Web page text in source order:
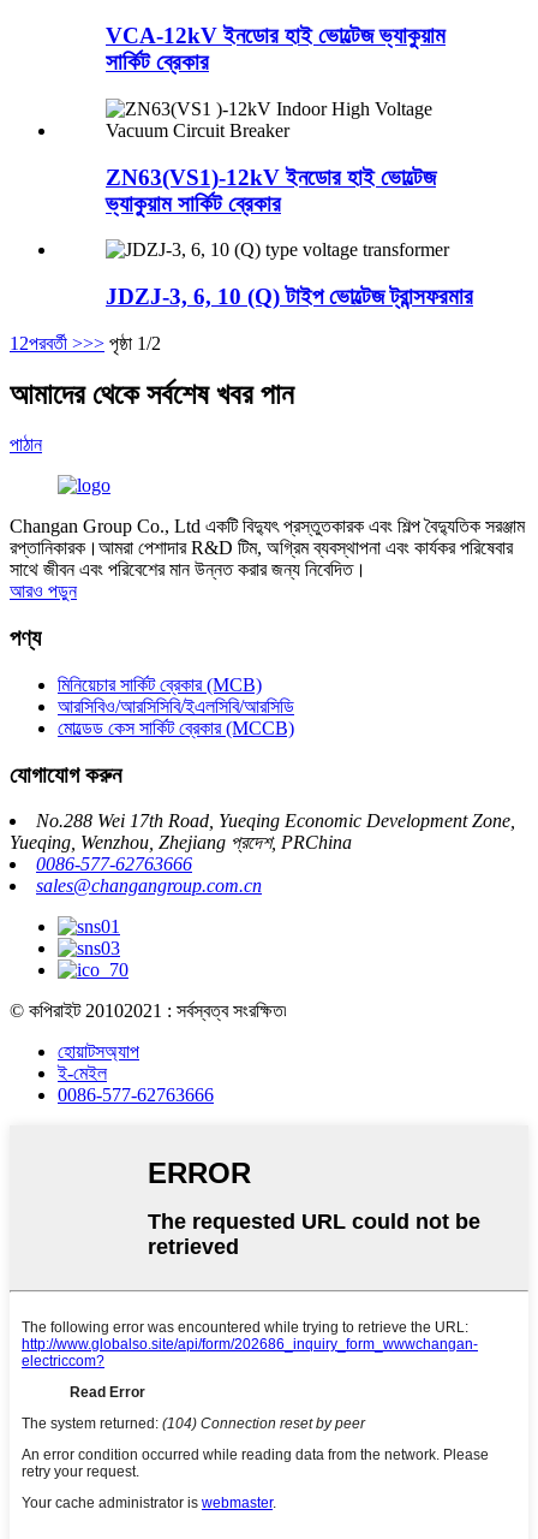
VCA-12kV ইনডোর হাই ভোল্টেজ ভ্যাকুয়াম
সার্কিট ব্রেকার
ZN63(VS1)-12kV ইনডোর হাই ভোল্টেজ
ভ্যাকুয়াম সার্কিট ব্রেকার
JDZJ-3, 6, 10 (Q) টাইপ ভোল্টেজ ট্রান্সফরমার
1 2পরবর্তী >>> পৃষ্ঠা 1/2
আমাদের থেকে সর্বশেষ খবর পান
পাঠান
Changan Group Co., Ltd একটি বিদ্যুৎ প্রস্তুতকারক এবং শিল্প বৈদ্যুতিক সরঞ্জাম
রপ্তানিকারক।আমরা পেশাদার R&D টিম, অগ্রিম ব্যবস্থাপনা এবং কার্যকর পরিষেবার
সাথে জীবন এবং পরিবেশের মান উন্নত করার জন্য নিবেদিত।
আরও পড়ুন
পণ্য
মিনিয়েচার সার্কিট ব্রেকার (MCB)
আরসিবিও/আরসিসিবি/ইএলসিবি/আরসিডি
মোল্ডেড কেস সার্কিট ব্রেকার (MCCB)
যোগাযোগ করুন
No.288 Wei 17th Road, Yueqing Economic Development Zone,
Yueqing, Wenzhou, Zhejiang প্রদেশ, PRChina
0086-577-62763666
sales@changangroup.com.cn
© কপিরাইট 20102021 : সর্বস্বত্ব সংরক্ষিত৷
হোয়াটসঅ্যাপ
ই-মেইল
0086-577-62763666